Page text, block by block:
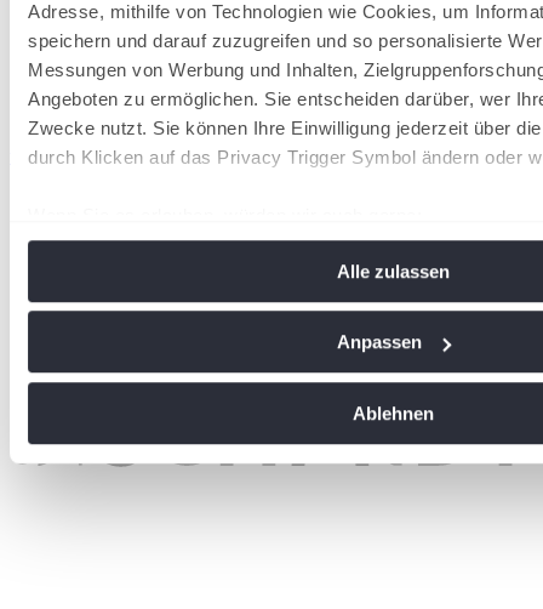
Adresse, mithilfe von Technologien wie Cookies, um
speichern und darauf zuzugreifen und so personalisierte
Messungen von Werbung und Inhalten,
Angeboten zu ermöglichen. Sie entscheiden darüber, wer
Zwecke nutzt. Sie können Ihre Einwilligung jederzeit über
durch Klicken auf das Privacy Trigger Symbol ändern oder
Ihr Gerät durch aktives Scannen nach bestimmten
Erfahren Sie mehr darüber, wie Ihre persönlichen Daten
Alle zulassen
Anpassen
Ablehnen
wird in einer neuen Registerkarte geöffnet